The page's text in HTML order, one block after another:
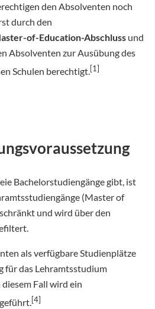
den Absolventen noch
durch den
of-Education-Abschluss und
Absolventen zur Ausübung des
Schulen berechtigt.[1]
Bachelorstudiengänge gibt, ist
(Master of
und wird über den
als verfügbare Studienplätze
für das Lehramtsstudium
Fall wird ein
[4]